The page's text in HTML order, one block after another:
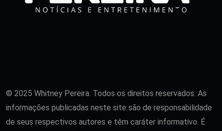
© 2025 Whitney Pereira. Todos os direitos reservados. As
informações publicadas neste site são de responsabilidade
de seus respectivos autores e têm caráter informativo. É